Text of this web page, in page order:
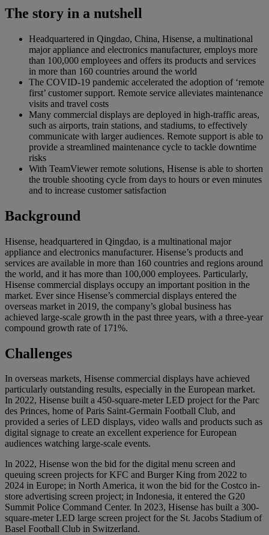
The story in a nutshell
Headquartered in Qingdao, China, Hisense, a multinational
major appliance and electronics manufacturer, employs more
than 100,000 employees and offers its products and services
in more than 160 countries around the world
The COVID-19 pandemic accelerated the adoption of ‘remote
first’ customer support. Remote service alleviates maintenance
visits and travel costs
Many commercial displays are deployed in high-traffic areas,
such as airports, train stations, and stadiums, to effectively
communicate with larger audiences. Remote support is able to
provide a streamlined maintenance cycle to tackle downtime
risks
With TeamViewer remote solutions, Hisense is able to shorten
the trouble shooting cycle from days to hours or even minutes
and to increase customer satisfaction
Background
Hisense, headquartered in Qingdao, is a multinational major
appliance and electronics manufacturer. Hisense’s products and
services are available in more than 160 countries and regions around
the world, and it has more than 100,000 employees. Particularly,
Hisense commercial displays occupy an important position in the
market. Ever since Hisense’s commercial displays entered the
overseas market in 2019, the company’s global business has
achieved large-scale growth in the past three years, with a three-year
compound growth rate of 171%.
Challenges
In overseas markets, Hisense commercial displays have achieved
particularly outstanding results, especially in the European market.
In 2022, Hisense built a 450-square-meter LED project for the Parc
des Princes, home of Paris Saint-Germain Football Club, and
provided a series of LED displays, video walls and products such as
digital signage to create an excellent experience for European
audiences watching large-scale events.
In 2022, Hisense won the bid for the digital menu screen and
queuing screen projects for KFC and Burger King from 2022 to
2024 in Europe; in North America, it won the bid for the Costco in-
store advertising screen project; in Indonesia, it entered the G20
Summit Police Command Center. In 2023, Hisense has built a 300-
square-meter LED large screen project for the St. Jacobs Stadium of
Basel Football Club in Switzerland.